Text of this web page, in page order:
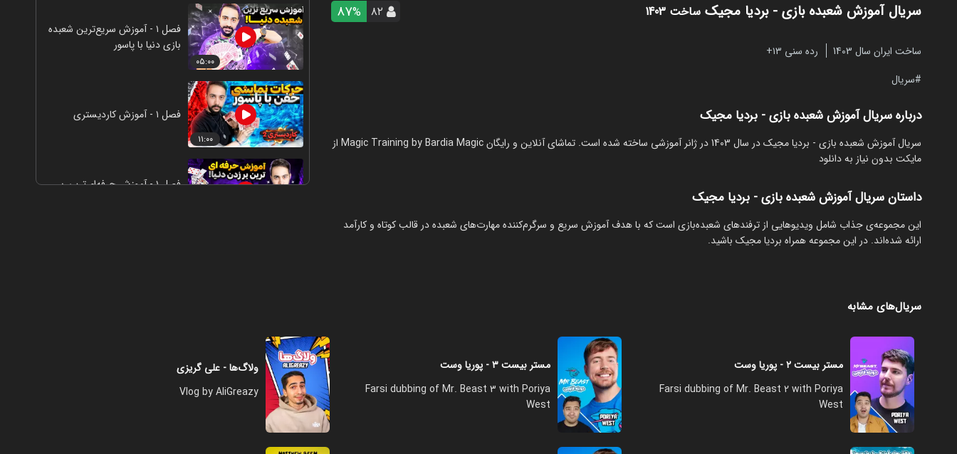
سریال آموزش شعبده بازی - بردیا مجیک ساخت 1403 ۸۲ 87%
ساخت ایران سال 1403
رده سنی ۱۳+
سریال
درباره سریال آموزش شعبده بازی - بردیا مجیک
سریال آموزش شعبده بازی - بردیا مجیک در سال 1403 در ژانر آموزشی ساخته شده است. تماشای آنلاین و رایگان Magic Training by Bardia Magic از
مایکت بدون نیاز به دانلود
داستان سریال آموزش شعبده بازی - بردیا مجیک
‏این مجموعه‌ی جذاب شامل ویدیوهایی از ترفندهای شعبده‌بازی است که با هدف آموزش سریع و سرگرم‌کننده مهارت‌های شعبده در قالب کوتاه و کارآمد
ارائه شده‌اند. در این مجموعه همراه بردیا مجیک باشید.
۰۵:۰۰
فصل ۱ - آموزش سریع‌ترین شعبده
بازی دنیا با پاسور
۱۱:۰۰
فصل ۱ - آموزش کاردیستری
فصل ۱ - آموزش حرفه‌ای‌ترین بر
۰۸:۰۰
سریال‌های مشابه
مستر بیست ۲ - پوریا وست
Farsi dubbing of Mr. Beast 2 with Poriya
West
مستر بیست ۳ - پوریا وست
Farsi dubbing of Mr. Beast 3 with Poriya
West
ولاگ‌ها - علی گریزی
Vlog by AliGreazy